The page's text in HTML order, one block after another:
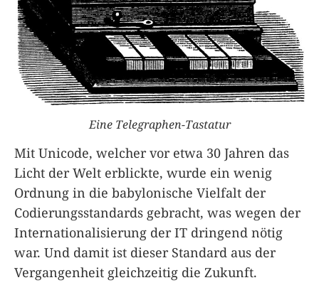
Eine Telegraphen-Tastatur
Mit Unicode, welcher vor etwa 30 Jahren das
Licht der Welt erblickte, wurde ein wenig
Ordnung in die babylonische Vielfalt der
Codierungsstandards gebracht, was wegen der
Internationalisierung der IT dringend nötig
war. Und damit ist dieser Standard aus der
Vergangenheit gleichzeitig die Zukunft.